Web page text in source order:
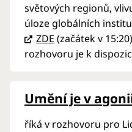
světových regionů,
úloze globálních
ZDE (začátek v
rozhovoru je k
Umění je v
říká v rozhovoru pro